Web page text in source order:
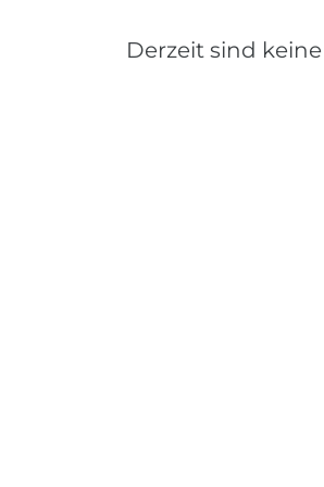
Derzeit sind